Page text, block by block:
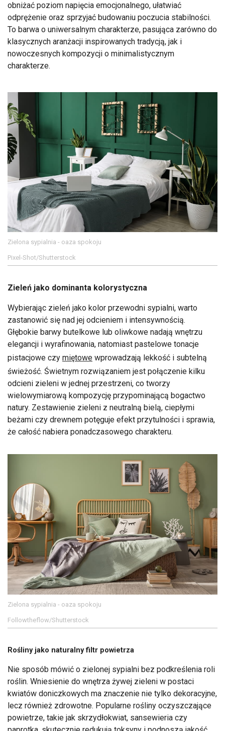
obniżać poziom napięcia emocjonalnego, ułatwiać
odprężenie oraz sprzyjać budowaniu poczucia stabilności.
To barwa o uniwersalnym charakterze, pasująca zarówno do
klasycznych aranżacji inspirowanych tradycją, jak i
nowoczesnych kompozycji o minimalistycznym
charakterze.
Zielona sypialnia - oaza spokoju
Pixel-Shot/Shutterstock
Zieleń jako dominanta kolorystyczna
Wybierając zieleń jako kolor przewodni sypialni, warto
zastanowić się nad jej odcieniem i intensywnością.
Głębokie barwy butelkowe lub oliwkowe nadają wnętrzu
elegancji i wyrafinowania, natomiast pastelowe tonacje
pistacjowe czy miętowe wprowadzają lekkość i subtelną
świeżość. Świetnym rozwiązaniem jest połączenie kilku
odcieni zieleni w jednej przestrzeni, co tworzy
wielowymiarową kompozycję przypominającą bogactwo
natury. Zestawienie zieleni z neutralną bielą, ciepłymi
beżami czy drewnem potęguje efekt przytulności i sprawia,
że całość nabiera ponadczasowego charakteru.
Zielona sypialnia - oaza spokoju
Followtheflow/Shutterstock
Rośliny jako naturalny filtr powietrza
Nie sposób mówić o zielonej sypialni bez podkreślenia roli
roślin. Wniesienie do wnętrza żywej zieleni w postaci
kwiatów doniczkowych ma znaczenie nie tylko dekoracyjne,
lecz również zdrowotne. Popularne rośliny oczyszczające
powietrze, takie jak skrzydłokwiat, sansewieria czy